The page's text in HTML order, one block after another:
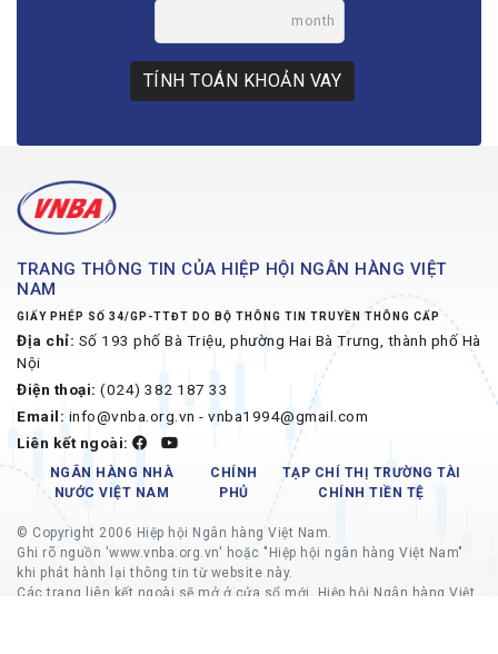
month
TÍNH TOÁN KHOẢN VAY
TRANG THÔNG TIN CỦA HIỆP HỘI NGÂN HÀNG VIỆT
NAM
GIẤY PHÉP SỐ 34/GP-TTĐT DO BỘ THÔNG TIN TRUYỀN THÔNG CẤP
Địa chỉ: Số 193 phố Bà Triệu, phường Hai Bà Trưng, thành phố Hà
Nội
Điện thoại: (024) 382 187 33
Email: info@vnba.org.vn - vnba1994@gmail.com
Liên kết ngoài:
NGÂN HÀNG NHÀ
NƯỚC VIỆT NAM
CHÍNH
PHỦ
TẠP CHÍ THỊ TRƯỜNG TÀI
CHÍNH TIỀN TỆ
© Copyright 2006 Hiệp hội Ngân hàng Việt Nam.
Ghi rõ nguồn 'www.vnba.org.vn' hoặc "Hiệp hội ngân hàng Việt Nam"
khi phát hành lại thông tin từ website này.
Các trang liên kết ngoài sẽ mở ở cửa sổ mới, Hiệp hội Ngân hàng Việt